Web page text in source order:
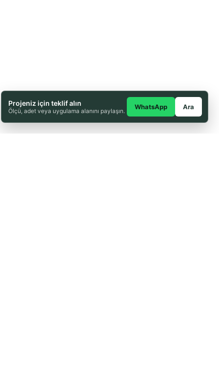
Projeniz için teklif alın
Ölçü, adet veya uygulama alanını paylaşın. WhatsApp Ara